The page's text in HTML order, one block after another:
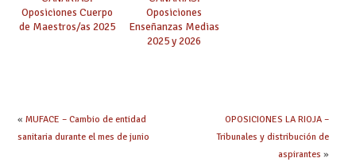
Oposiciones Cuerpo
de Maestros/as 2025
Oposiciones
Enseñanzas Medias
2025 y 2026
« MUFACE – Cambio de entidad
sanitaria durante el mes de junio
OPOSICIONES LA RIOJA –
Tribunales y distribución de
aspirantes »